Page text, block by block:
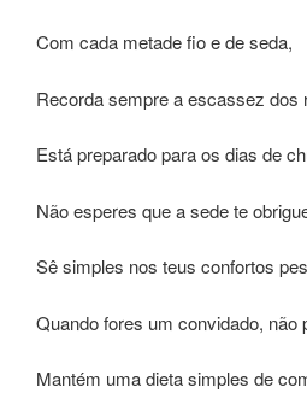
Com cada metade fio e de seda,
Recorda sempre a escassez dos
Está preparado para os dias de
Não esperes que a sede te
Sê simples nos teus confortos
Quando fores um convidado, não
Mantém uma dieta simples de